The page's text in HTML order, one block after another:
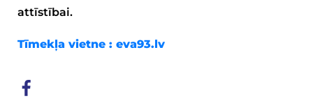
attīstībai.
Tīmekļa vietne : eva93.lv